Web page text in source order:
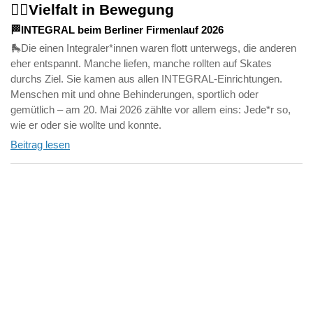
🏃‍♀️Vielfalt in Bewegung
🏁INTEGRAL beim Berliner Firmenlauf 2026
🛼Die einen Integraler*innen waren flott unterwegs, die anderen
eher entspannt. Manche liefen, manche rollten auf Skates
durchs Ziel. Sie kamen aus allen INTEGRAL-Einrichtungen.
Menschen mit und ohne Behinderungen, sportlich oder
gemütlich – am 20. Mai 2026 zählte vor allem eins: Jede*r so,
wie er oder sie wollte und konnte.
Beitrag lesen